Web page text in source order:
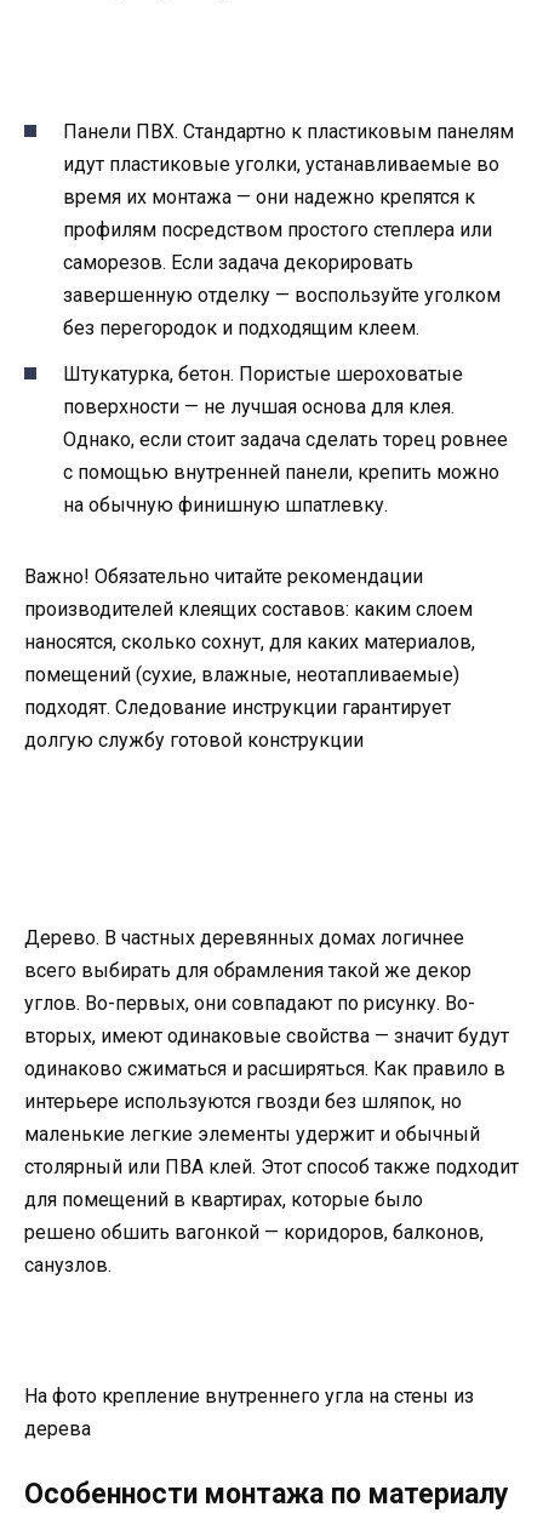
Панели ПВХ. Стандартно к пластиковым панелям
идут пластиковые уголки, устанавливаемые во
время их монтажа — они надежно крепятся к
профилям посредством простого степлера или
саморезов. Если задача декорировать
завершенную отделку — воспользуйте уголком
без перегородок и подходящим клеем.
Штукатурка, бетон. Пористые шероховатые
поверхности — не лучшая основа для клея.
Однако, если стоит задача сделать торец ровнее
с помощью внутренней панели, крепить можно
на обычную финишную шпатлевку.
Важно! Обязательно читайте рекомендации
производителей клеящих составов: каким слоем
наносятся, сколько сохнут, для каких материалов,
помещений (сухие, влажные, неотапливаемые)
подходят. Следование инструкции гарантирует
долгую службу готовой конструкции
Дерево. В частных деревянных домах логичнее
всего выбирать для обрамления такой же декор
углов. Во-первых, они совпадают по рисунку. Во-
вторых, имеют одинаковые свойства — значит будут
одинаково сжиматься и расширяться. Как правило в
интерьере используются гвозди без шляпок, но
маленькие легкие элементы удержит и обычный
столярный или ПВА клей. Этот способ также подходит
для помещений в квартирах, которые было
решено обшить вагонкой — коридоров, балконов,
санузлов.
На фото крепление внутреннего угла на стены из
дерева
Особенности монтажа по материалу